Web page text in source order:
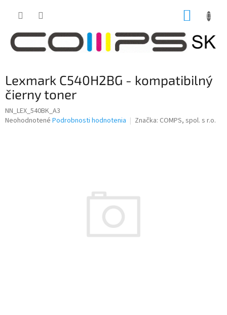
Lexmark C540H2BG - kompatibilný
čierny toner
NN_LEX_540BK_A3
Priemerné
Neohodnotené Podrobnosti hodnotenia Značka: COMPS, spol. s r.o.